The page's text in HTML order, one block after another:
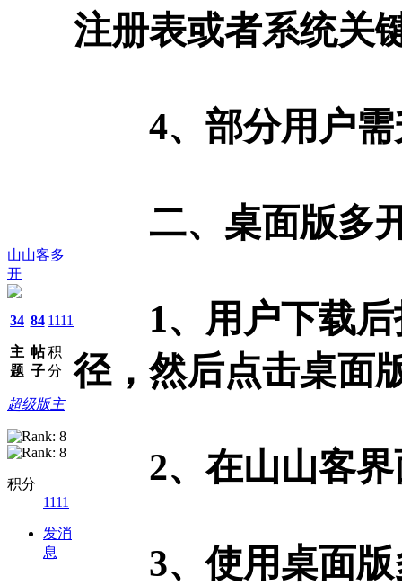
山山客多
开
34
主
题
84
帖
子
1111
积
分
超级版主
积分
1111
发消
息
注册表或者系统关
4、部分用户需
二、桌面版多
1、用户下载后
径，然后点击桌面
2、在山山客界
3、使用桌面版